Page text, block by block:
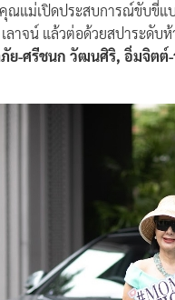
ณแม่เปิดประสบการณ์ขับขี่แ
าจน์ แล้วต่อด้วยสปาระดับห้
ย-ศรีชนก วัฒนศิริ, อิ่มจิตต์